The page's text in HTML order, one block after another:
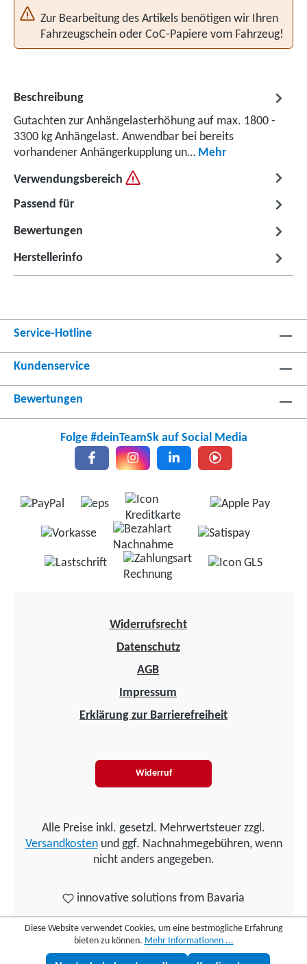
Zur Bearbeitung des Artikels benötigen wir Ihren
Fahrzeugschein oder CoC-Papiere vom Fahrzeug!
Beschreibung
Gutachten zur Anhängelasterhöhung auf max. 1800 -
3300 kg Anhängelast. Anwendbar bei bereits
vorhandener Anhängerkupplung un… Mehr
Verwendungsbereich
Passend für
Bewertungen
Herstellerinfo
Service-Hotline
Kundenservice
Bewertungen
Folge #deinTeamSk auf Social Media
Widerrufsrecht
Datenschutz
AGB
Impressum
Erklärung zur Barrierefreiheit
Widerruf
Alle Preise inkl. gesetzl. Mehrwertsteuer zzgl.
Versandkostenund ggf. Nachnahmegebühren, wenn
nicht anders angegeben.
innovative solutions from Bavaria
Diese Website verwendet Cookies, um eine bestmögliche Erfahrung
bieten zu können. Mehr Informationen ...